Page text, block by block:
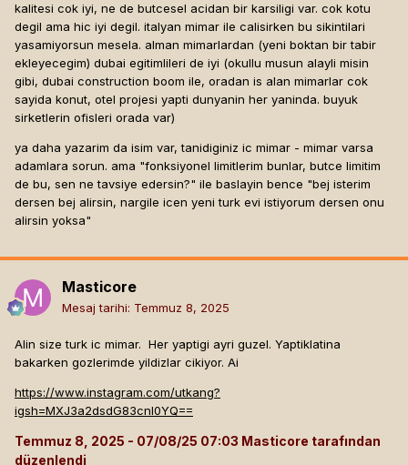
kalitesi cok iyi, ne de butcesel acidan bir karsiligi var. cok kotu
degil ama hic iyi degil. italyan mimar ile calisirken bu sikintilari
yasamiyorsun mesela. alman mimarlardan (yeni boktan bir tabir
ekleyecegim) dubai egitimlileri de iyi (okullu musun alayli misin
gibi, dubai construction boom ile, oradan is alan mimarlar cok
sayida konut, otel projesi yapti dunyanin her yaninda. buyuk
sirketlerin ofisleri orada var)
ya daha yazarim da isim var, tanidiginiz ic mimar - mimar varsa
adamlara sorun. ama "fonksiyonel limitlerim bunlar, butce limitim
de bu, sen ne tavsiye edersin?" ile baslayin bence "bej isterim
dersen bej alirsin, nargile icen yeni turk evi istiyorum dersen onu
alirsin yoksa"
Masticore
Mesaj tarihi: Temmuz 8, 2025
Alin size turk ic mimar. Her yaptigi ayri guzel. Yaptiklatina
bakarken gozlerimde yildizlar cikiyor. Ai
https://www.instagram.com/utkang?
igsh=MXJ3a2dsdG83cnI0YQ==
Temmuz 8, 2025
Masticore tarafından
düzenlendi